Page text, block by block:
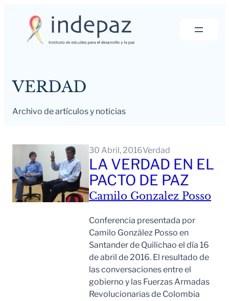
VERDAD
Archivo de artículos y noticias
30 Abril, 2016Verdad
LA VERDAD EN EL
PACTO DE PAZ
Camilo Gonzalez Posso
Conferencia presentada por
Camilo González Posso en
Santander de Quilichao el día 16
de abril de 2016. El resultado de
las conversaciones entre el
gobierno y las Fuerzas Armadas
Revolucionarias de Colombia